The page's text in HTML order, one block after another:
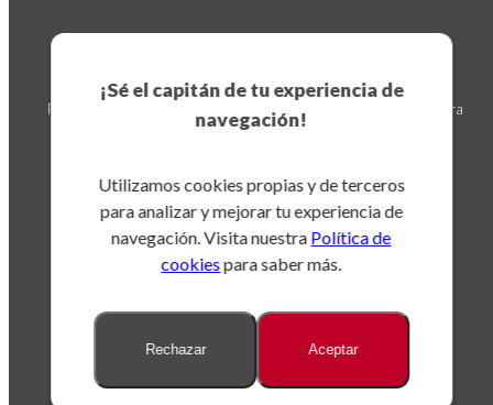
¡Sé el capitán de tu experiencia de
navegación!
Utilizamos cookies propias y de terceros
para analizar y mejorar tu experiencia de
navegación. Visita nuestra Política de
cookiespara saber más.
Rechazar Aceptar
Puedes darte de baja en cualquier momento. Para ello, consulta nuestra
información de contacto en el aviso legal.
Contáctanos